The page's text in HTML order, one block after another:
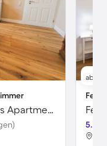
Familienfreundliches schönes Apartment
ab
5.0